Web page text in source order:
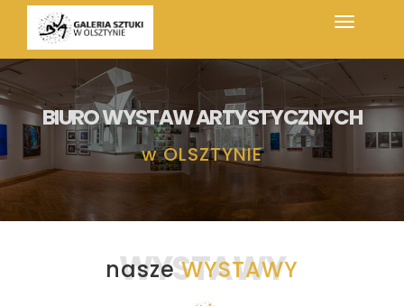
BIURO WYSTAW ARTYSTYCZNYCH
w OLSZTYNIE
WYSTAWY
naszeWYSTAWY